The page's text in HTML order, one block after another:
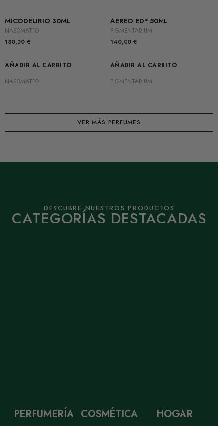
MICODELIRIO 30ML
NASOMATTO
130,00 €
AÑADIR AL CARRITO
NASOMATTO
AEREO EDP 50ML
PIGMENTARIUM
140,00 €
AÑADIR AL CARRITO
PIGMENTARIUM
VER MÁS PERFUMES
DESCUBRE NUESTROS PRODUCTOS
CATEGORÍAS DESTACADAS
PERFUMERÍA COSMÉTICA HOGAR